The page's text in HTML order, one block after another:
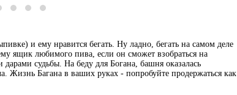
и ему нравится бегать. Ну ладно, бегать на самом деле
ящик любимого пива, если он сможет взобраться на
судьбы. На беду для Богана, башня оказалась
Жизнь Багана в ваших руках - попробуйте продержаться как